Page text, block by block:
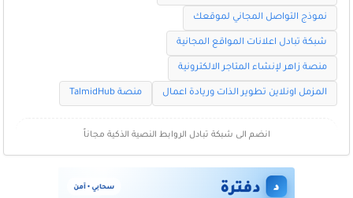
نموذج التواصل المجاني لموقعك
شبكة تبادل اعلانات المواقع المجانية
منصة زاهر لإنشاء المتاجر الالكترونية
المزمل اونلاين تطوير الذات وريادة اعمال منصة TalmidHub
انضم الى شبكة تبادل الروابط النصية الذكية مجاناً